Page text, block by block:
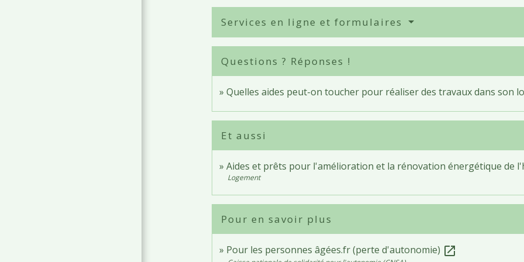
Services en ligne et formulaires
Questions ? Réponses !
Quelles aides peut-on toucher pour réaliser des travaux dans son
Et aussi
Aides et prêts pour l'amélioration et la rénovation énergétique de
Logement
Pour en savoir plus
Pour les personnes âgées.fr (perte d'autonomie) open_in_new